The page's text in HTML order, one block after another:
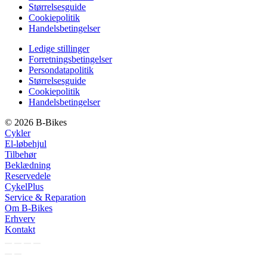
Størrelsesguide
Cookiepolitik
Handelsbetingelser
Ledige stillinger
Forretningsbetingelser
Persondatapolitik
Størrelsesguide
Cookiepolitik
Handelsbetingelser
© 2026 B-Bikes
Cykler
El-løbehjul
Tilbehør
Beklædning
Reservedele
CykelPlus
Service & Reparation
Om B-Bikes
Erhverv
Kontakt